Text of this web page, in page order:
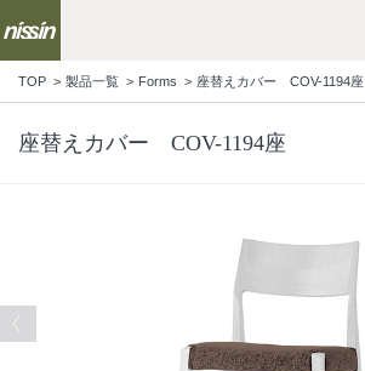
TOP 製品一覧 Forms 座替えカバー COV-1194座
座替えカバー COV-1194座